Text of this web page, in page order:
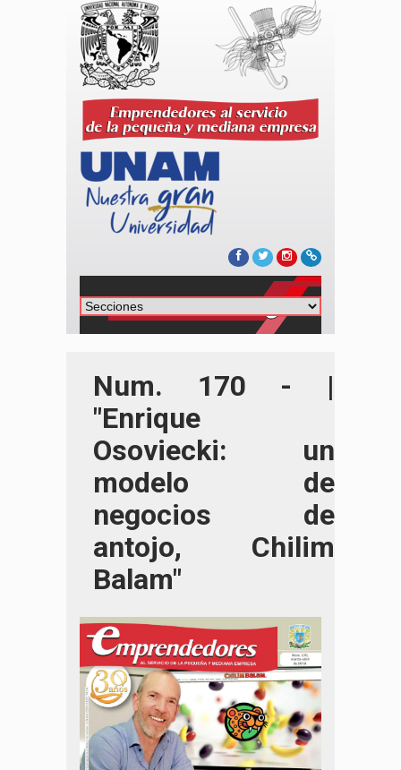
Num. 170 - |
"Enrique
Osoviecki: un
modelo de
negocios de
antojo, Chilim
Balam"